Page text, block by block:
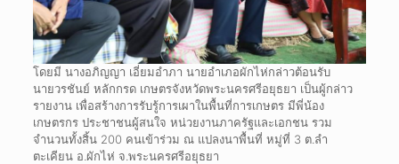
โดยมี นางอภิญญา เอี่ยมอำภา นายอำเภอผักไห่กล่าวต้อนรับ
นายวรชันย์ หลักกรด เกษตรจังหวัดพระนครศรีอยุธยา เป็นผู้กล่าว
รายงาน เพื่อสร้างการรับรู้การเผาในพื้นที่การเกษตร มีพี่น้อง
เกษตรกร ประชาชนผู้สนใจ หน่วยงานภาครัฐและเอกชน รวม
จำนวนทั้งสิ้น 200 คนเข้าร่วม ณ แปลงนาพื้นที่ หมู่ที่ 3 ต.ลำ
ตะเคียน อ.ผักไห่ จ.พระนครศรีอยุธยา